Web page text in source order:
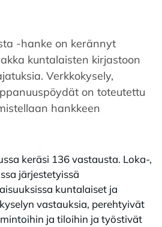
-hanke on kerännyt
kuntalaisten kirjastoon
Verkkokysely,
on toteutettu
hankkeen
keräsi 136 vastausta. Loka-,
järjestetyissä
kuntalaiset ja
vastauksia, perehtyivät
ja tiloihin ja työstivät